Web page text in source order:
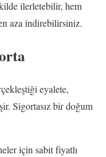
ilerletebilir, hem
aza indirebilirsiniz.
eyalete,
Sigortasız bir doğum
için sabit fiyatlı